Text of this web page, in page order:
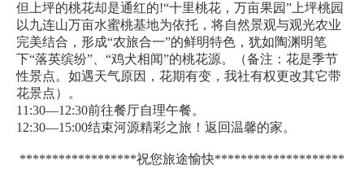
但上坪的桃花却是通红的!“十里桃花，万亩果园”上坪桃园
以九连山万亩水蜜桃基地为依托，将自然景观与观光农业
完美结合，形成“农旅合一”的鲜明特色，犹如陶渊明笔
下“落英缤纷”、“鸡犬相闻”的桃花源。（备注：花是季节
性景点。如遇天气原因，花期有变，我社有权更改其它带
花景点）。
11:30—12:30前往餐厅自理午餐。
12:30—15:00结束河源精彩之旅！返回温馨的家。
******************祝您旅途愉快********************